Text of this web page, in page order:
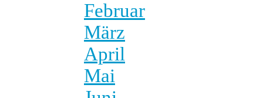
Februar
März
April
Mai